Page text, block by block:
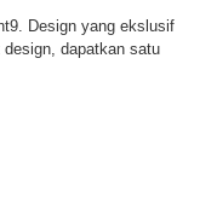
Design yang ekslusif
dapatkan satu